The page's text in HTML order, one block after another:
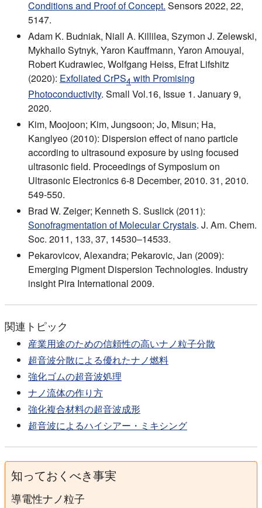
Conditions and Proof of Concept. Sensors 2022, 22,
5147.
Adam K. Budniak, Niall A. Killilea, Szymon J. Zelewski,
Mykhailo Sytnyk, Yaron Kauffmann, Yaron Amouyal,
Robert Kudrawiec, Wolfgang Heiss, Efrat Lifshitz
(2020): Exfoliated CrPS4 with Promising
Photoconductivity. Small Vol.16, Issue 1. January 9,
2020.
Kim, Moojoon; Kim, Jungsoon; Jo, Misun; Ha,
Kanglyeo (2010): Dispersion effect of nano particle
according to ultrasound exposure by using focused
ultrasonic field. Proceedings of Symposium on
Ultrasonic Electronics 6-8 December, 2010. 31, 2010.
549-550.
Brad W. Zeiger; Kenneth S. Suslick (2011):
Sonofragmentation of Molecular Crystals. J. Am. Chem.
Soc. 2011, 133, 37, 14530–14533.
Pekarovicov, Alexandra; Pekarovic, Jan (2009):
Emerging Pigment Dispersion Technologies. Industry
insight Pira International 2009.
関連トピック
産業用途のための信頼性の高いナノ粒子分散
超音波分散による優れたナノ燃料
強化ゴムの超音波処理
ナノ流体の作り方
強化複合材料の超音波成形
超音波によるハイシアー・ミキシング
知っておくべき事実
導電性ナノ粒子